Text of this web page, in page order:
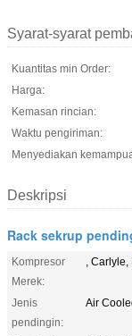
Syarat-syarat
Kuantitas min Order:
Harga:
Kemasan rincian:
Waktu pengiriman:
Menyediakan
Deskripsi
Rack sekrup
Kompresor
Merek:
, Carlyle,
Jenis
pendingin:
Air